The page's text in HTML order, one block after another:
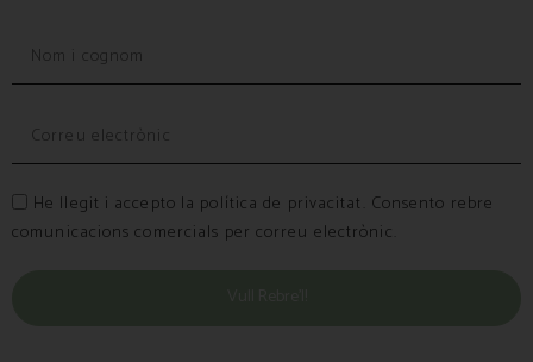
He llegit i accepto la política de privacitat. Consento rebre
comunicacions comercials per correu electrònic.